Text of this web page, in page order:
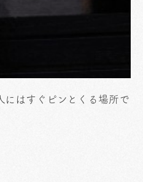
にはすぐピンとくる場所で